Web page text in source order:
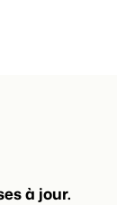
à jour.